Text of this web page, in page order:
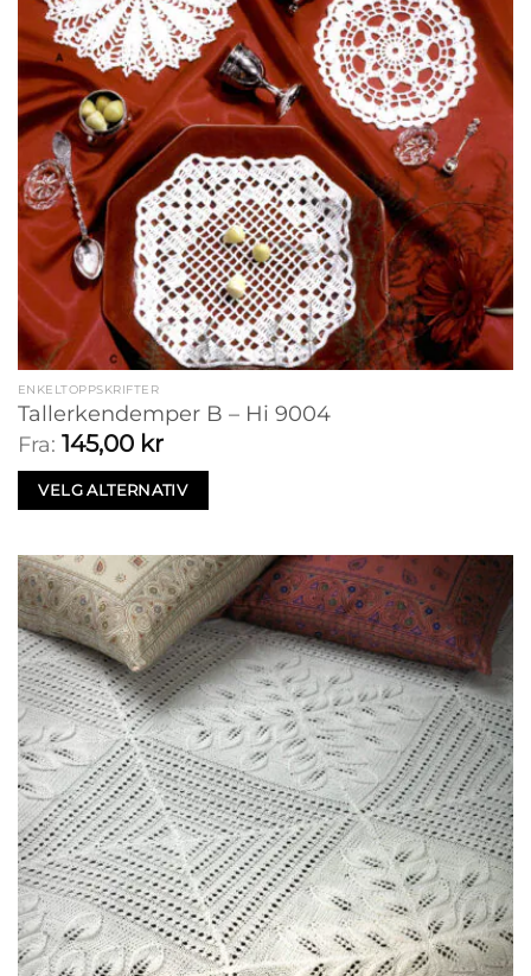
ENKELTOPPSKRIFTER
Tallerkendemper B – Hi 9004
Fra: 145,00 kr
VELG ALTERNATIV